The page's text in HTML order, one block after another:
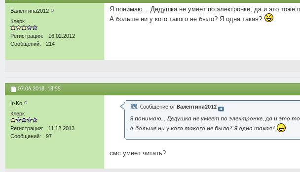
Валентина2012
Клерк
Регистрация
16.02.2012
Сообщений
214
Я понимаю... Дедушка не умеет по электронке, да и это тоже
А больше ни у кого такого не было? Я одна такая?
07.06.2018, 18:55
Ir-Ko
Клерк
Регистрация
11.12.2013
Сообщений
97
Сообщение от Валентина2012
Я понимаю... Дедушка не умеет по электронке, да и это
А больше ни у кого такого не было? Я одна такая?
смс умеет читать?